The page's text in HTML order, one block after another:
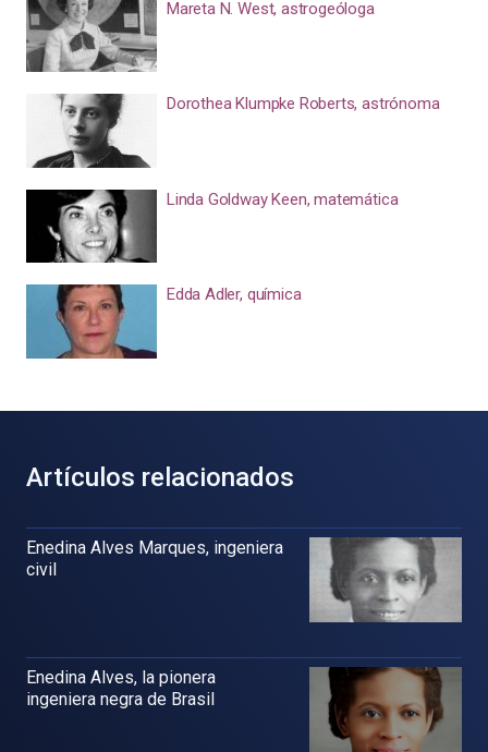
Mareta N. West, astrogeóloga
Dorothea Klumpke Roberts, astrónoma
Linda Goldway Keen, matemática
Edda Adler, química
Artículos relacionados
Enedina Alves Marques, ingeniera
civil
Enedina Alves, la pionera
ingeniera negra de Brasil